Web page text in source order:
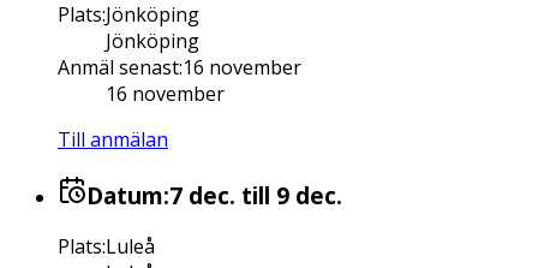
Plats:Jönköping
Jönköping
Anmäl senast:16 november
16 november
Till anmälan
Datum:7 dec. till 9 dec.
Plats:Luleå